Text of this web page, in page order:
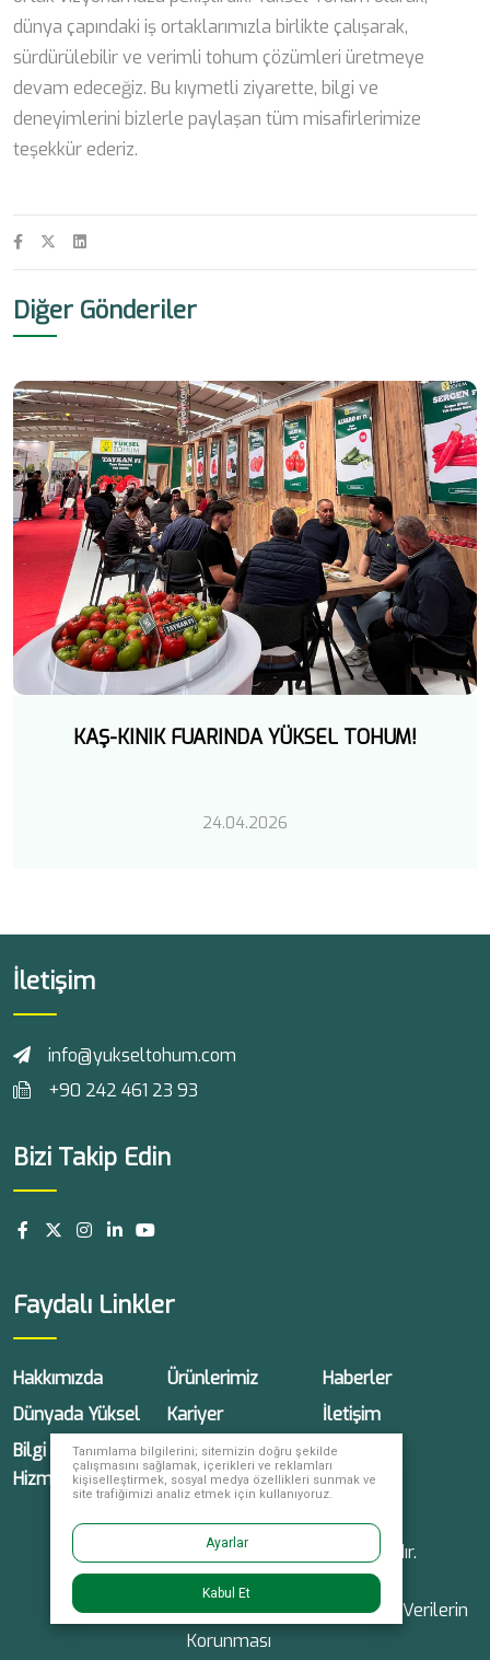
dünya çapındaki iş ortaklarımızla birlikte çalışarak,
sürdürülebilir ve verimli tohum çözümleri üretmeye
devam edeceğiz. Bu kıymetli ziyarette, bilgi ve
deneyimlerini bizlerle paylaşan tüm misafirlerimize
teşekkür ederiz.
Diğer Gönderiler
KAŞ-KINIK FUARINDA YÜKSEL TOHUM!
24.04.2026
İletişim
info@yukseltohum.com
+90 242 461 23 93
Bizi Takip Edin
Faydalı Linkler
Hakkımızda Ürünlerimiz
Haberler
Dünyada Yüksel
Kariyer
İletişim
Bilgi Toplumu
Hizmetleri
© 2026 Yüksel Tohum, tüm hakları saklıdır.
Gizlilik Politikası Çerez Politikası
Kişisel Verilerin
Korunması
Tanımlama bilgilerini; sitemizin doğru şekilde
çalışmasını sağlamak, içerikleri ve reklamları
kişiselleştirmek, sosyal medya özellikleri sunmak ve
site trafiğimizi analiz etmek için kullanıyoruz.
Ayarlar
Kabul Et